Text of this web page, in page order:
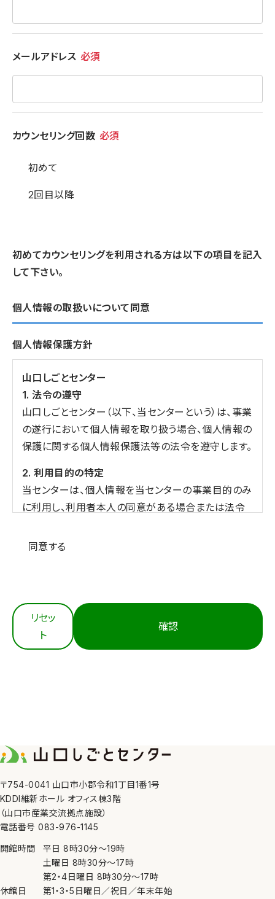
メールアドレス 必須
カウンセリング回数 必須
初めて
2回目以降
初めてカウンセリングを利用される方は以下の項目を記入
して下さい。
個人情報の取扱いについて同意
個人情報保護方針
山口しごとセンター
1. 法令の遵守
山口しごとセンター（以下、当センターという）は、事業
の遂行において個人情報を取り扱う場合、個人情報の
保護に関する個人情報保護法等の法令を遵守します。
2. 利用目的の特定
当センターは、個人情報を当センターの事業目的のみ
に利用し、利用者本人の同意がある場合または法令
3. 適切な取得
4. 内容の正確性の確保
当センターは、利用目的の達成に必要な範囲におい
て、個人情報を正確かつ最新の内容に保つよう努めま
す。
6. 第三者への提供
当センターは、①利用者本人の同意がある場合、②法
令の定める場合、③人の生命、身体又は財産の保護の
の健全な育成の推進のために特に必要がある場合
（③、④については本人の同意を得ることが困難であ
るとき）を除き、個人情報を第三者に提供しません。
同意する
リセッ
ト
確認
〒754-0041 山口市小郡令和1丁目1番1号
KDDI維新ホール オフィス棟3階
（山口市産業交流拠点施設）
電話番号 083-976-1145
開館時間 平日8時30分〜19時
土曜日 8時30分〜17時
第2・4日曜日 8時30分〜17時
休館日
第1・3・5日曜日／祝日／年末年始